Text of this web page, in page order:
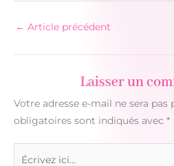
← Article précédent
Laisser un
Votre adresse e-mail ne sera pas
obligatoires sont indiqués avec *